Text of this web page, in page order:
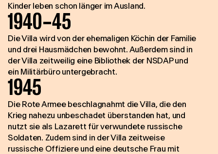
Kinder leben schon länger im Ausland.
1940–45
Die Villa wird von der ehemaligen Köchin der Familie
und drei Hausmädchen bewohnt. Außerdem sind in
der Villa zeitweilig eine Bibliothek der NSDAP und
ein Militärbüro untergebracht.
1945
Die Rote Armee beschlagnahmt die Villa, die den
Krieg nahezu unbeschadet überstanden hat, und
nutzt sie als Lazarett für verwundete russische
Soldaten. Zudem sind in der Villa zeitweise
russische Offiziere und eine deutsche Frau mit